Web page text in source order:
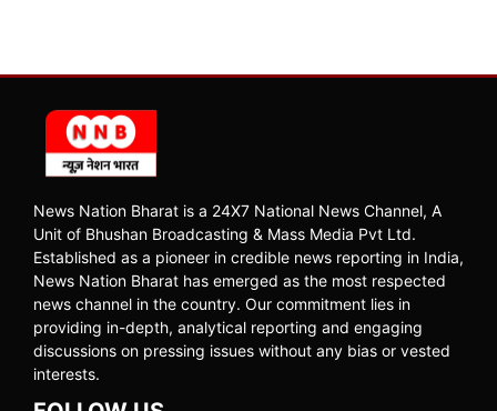
News Nation Bharat is a 24X7 National News Channel, A
Unit of Bhushan Broadcasting & Mass Media Pvt Ltd.
Established as a pioneer in credible news reporting in India,
News Nation Bharat has emerged as the most respected
news channel in the country. Our commitment lies in
providing in-depth, analytical reporting and engaging
discussions on pressing issues without any bias or vested
interests.